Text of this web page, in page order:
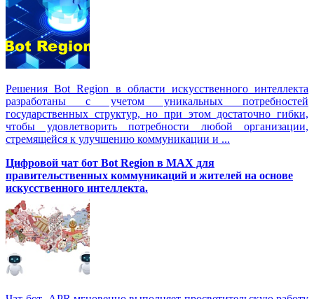
Решения Вot Region в области искусственного интеллекта
разработаны с учетом уникальных потребностей
государственных структур, но при этом достаточно гибки,
чтобы удовлетворить потребности любой организации,
стремящейся к улучшению коммуникации и ...
Цифровой чат бот Вot Region в MAX для
правительственных коммуникаций и жителей на основе
искусственного интеллекта.